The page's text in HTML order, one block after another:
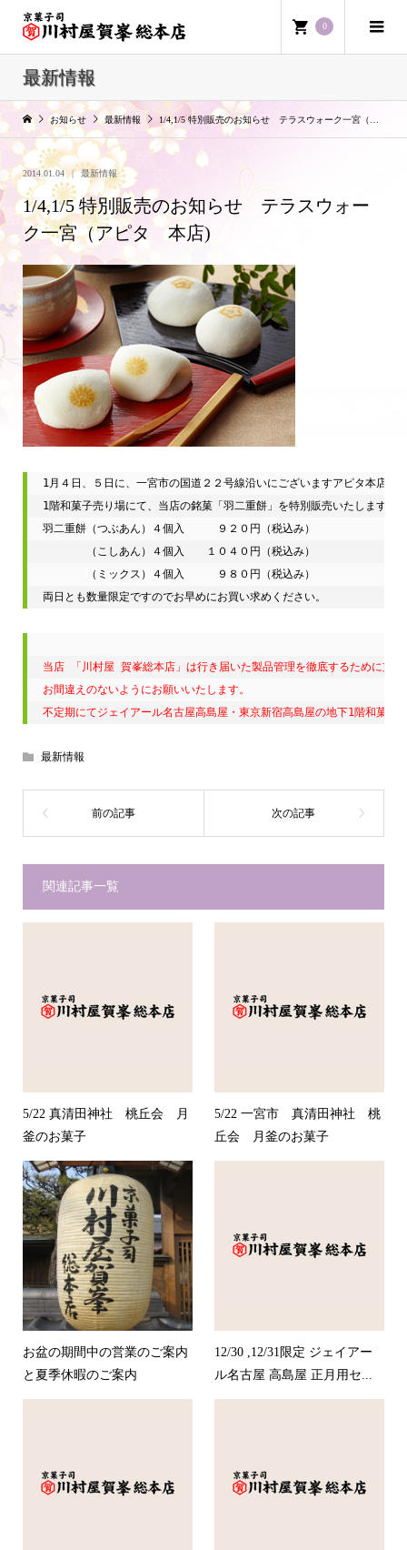
0
最新情報
お知らせ 最新情報 1/4,1/5 特別販売のお知らせ テラスウォーク一宮（アピタ 本店)
2014.01.04 最新情報
1/4,1/5 特別販売のお知らせ テラスウォー
ク一宮（アピタ 本店)
1月４日、５日に、一宮市の国道２２号線沿いにございますアピタ本店（
1階和菓子売り場にて、当店の銘菓「羽二重餅」を特別販売いたします。
羽二重餅（つぶあん）４個入　　　９２０円（税込み）
（こしあん）４個入　　１０４０円（税込み）
（ミックス）４個入　　　９８０円（税込み）
両日とも数量限定ですのでお早めにお買い求めください。
当店 「川村屋 賀峯総本店」は行き届いた製品管理を徹底するために支
お間違えのないようにお願いいたします。
不定期にてジェイアール名古屋高島屋・東京新宿高島屋の地下1階和菓子
最新情報
関連記事一覧
5/22 真清田神社 桃丘会 月
釜のお菓子
5/22 一宮市 真清田神社 桃
丘会 月釜のお菓子
お盆の期間中の営業のご案内
と夏季休暇のご案内
12/30 ,12/31限定 ジェイアー
ル名古屋 高島屋 正月用セ...